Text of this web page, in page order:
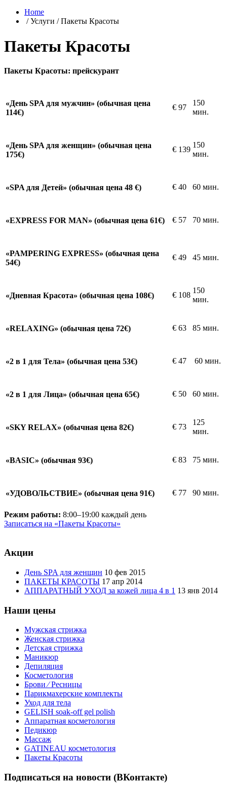
Home
/ Услуги / Пакеты Красоты
Пакеты Красоты
Пакеты Красоты: прейскурант
«День SPA для мужчин» (обычная цена
114€)
€ 97
150
мин.
«День SPA для женщин» (обычная цена
175€)
€ 139
150
мин.
«SPA для Детей» (обычная цена 48 €) € 40 60 мин.
«EXPRESS FOR MAN» (обычная цена 61€) € 57 70 мин.
«PAMPERING EXPRESS» (обычная цена
54€)
€ 49 45 мин.
«Дневная Красота» (обычная цена 108€) € 108
150
мин.
«RELAXING» (обычная цена 72€) € 63 85 мин.
«2 в 1 для Тела» (обычная цена 53€) € 47 60 мин.
«2 в 1 для Лица» (обычная цена 65€) € 50 60 мин.
«SKY RELAX» (обычная цена 82€) € 73
125
мин.
«BASIC» (обычная 93€) € 83 75 мин.
«УДОВОЛЬСТВИЕ» (обычная цена 91€) € 77 90 мин.
Режим работы: 8:00–19:00 каждый день
Записаться на «Пакеты Красоты»
Акции
День SPA для женщин 10 фев 2015
ПАКЕТЫ КРАСОТЫ 17 апр 2014
АППАРАТНЫЙ УХОД за кожей лица 4 в 1 13 янв 2014
Наши цены
Мужская стрижка
Женская стрижка
Детская стрижка
Маникюр
Депиляция
Косметология
Брови ⁄ Ресницы
Парикмахерские комплекты
Уход для тела
GELISH soak-off gel polish
Аппаратная косметология
Педикюр
Массаж
GATINEAU косметология
Пакеты Красоты
Подписаться на новости (ВКонтакте)